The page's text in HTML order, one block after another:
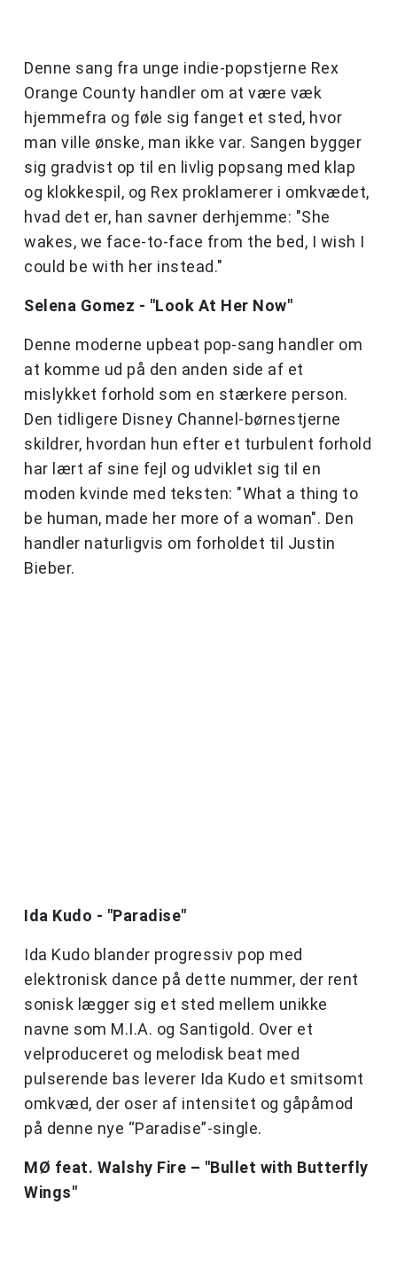
Denne sang fra unge indie-popstjerne Rex
Orange County handler om at være væk
hjemmefra og føle sig fanget et sted, hvor
man ville ønske, man ikke var. Sangen bygger
sig gradvist op til en livlig popsang med klap
og klokkespil, og Rex proklamerer i omkvædet,
hvad det er, han savner derhjemme: "She
wakes, we face-to-face from the bed, I wish I
could be with her instead."
Selena Gomez - "Look At Her Now"
Denne moderne upbeat pop-sang handler om
at komme ud på den anden side af et
mislykket forhold som en stærkere person.
Den tidligere Disney Channel-børnestjerne
skildrer, hvordan hun efter et turbulent forhold
har lært af sine fejl og udviklet sig til en
moden kvinde med teksten: "What a thing to
be human, made her more of a woman". Den
handler naturligvis om forholdet til Justin
Bieber.
Ida Kudo - "Paradise"
Ida Kudo blander progressiv pop med
elektronisk dance på dette nummer, der rent
sonisk lægger sig et sted mellem unikke
navne som M.I.A. og Santigold. Over et
velproduceret og melodisk beat med
pulserende bas leverer Ida Kudo et smitsomt
omkvæd, der oser af intensitet og gåpåmod
på denne nye “Paradise”-single.
MØ feat. Walshy Fire – "Bullet with Butterfly
Wings"